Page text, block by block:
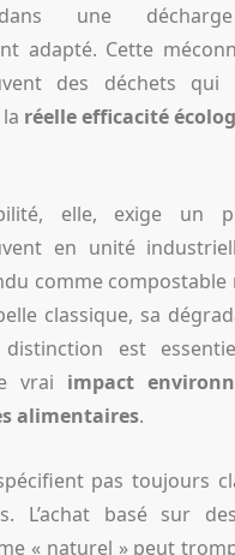
une
adapté. Cette
des déchets qui
réelle efficacité
elle, exige un
en unité
comme compostable
classique, sa
est
vrai impact
alimentaires.
pas toujours
L’achat basé sur
« naturel » peut